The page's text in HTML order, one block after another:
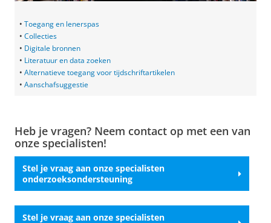
• Toegang en lenerspas
• Collecties
• Digitale bronnen
• Literatuur en data zoeken
• Alternatieve toegang voor tijdschriftartikelen
• Aanschafsuggestie
Heb je vragen? Neem contact op met een van
onze specialisten!
Stel je vraag aan onze specialisten
onderzoeksondersteuning
Stel je vraag aan onze specialisten